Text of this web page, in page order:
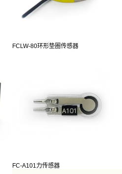
FCLW-80环形垫圈传感器
FC-A101力传感器